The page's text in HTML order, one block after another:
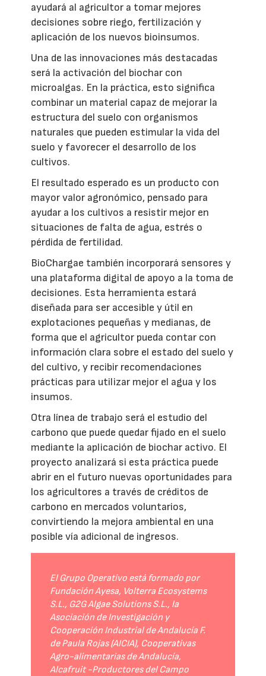
ayudará al agricultor a tomar mejores
decisiones sobre riego, fertilización y
aplicación de los nuevos bioinsumos.
Una de las innovaciones más destacadas
será la activación del biochar con
microalgas. En la práctica, esto significa
combinar un material capaz de mejorar la
estructura del suelo con organismos
naturales que pueden estimular la vida del
suelo y favorecer el desarrollo de los
cultivos.
El resultado esperado es un producto con
mayor valor agronómico, pensado para
ayudar a los cultivos a resistir mejor en
situaciones de falta de agua, estrés o
pérdida de fertilidad.
BioChargae también incorporará sensores y
una plataforma digital de apoyo a la toma de
decisiones. Esta herramienta estará
diseñada para ser accesible y útil en
explotaciones pequeñas y medianas, de
forma que el agricultor pueda contar con
información clara sobre el estado del suelo y
del cultivo, y recibir recomendaciones
prácticas para utilizar mejor el agua y los
insumos.
Otra línea de trabajo será el estudio del
carbono que puede quedar fijado en el suelo
mediante la aplicación de biochar activo. El
proyecto analizará si esta práctica puede
abrir en el futuro nuevas oportunidades para
los agricultores a través de créditos de
carbono en mercados voluntarios,
convirtiendo la mejora ambiental en una
posible vía adicional de ingresos.
El Grupo Operativo está formado por
Fundación Ayesa, Volterra Ecosystems
S.L., G2G Algae Solutions S.L., la
Asociación de Investigación y
Cooperación Industrial de Andalucía F.
de Paula Rojas (AICIA), Cooperativas
Agro-alimentarias de Andalucía,
Alcafruit -Productores del Campo